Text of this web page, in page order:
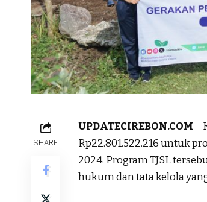
SHARE
UPDATECIREBON.COM –
Rp22.801.522.216 untuk
2024. Program TJSL
hukum dan tata kelola